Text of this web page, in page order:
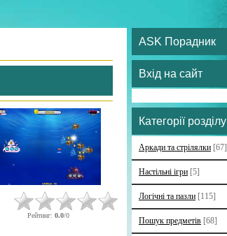
Рейтинг: 0.0/0
ASK Порадник
Вхід на сайт
Категорії розділу
Аркади та стрілялки [67]
Настільні ігри [5]
Логічні та пазли [115]
Пошук предметів [68]